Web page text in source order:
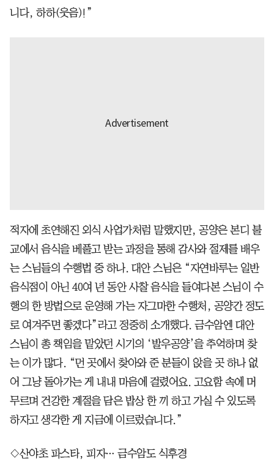
니다, 하하(웃음)!”
적자에 초연해진 외식 사업가처럼 말했지만, 공양은 본디 불
교에서 음식을 베풀고 받는 과정을 통해 감사와 절제를 배우
는 스님들의 수행법 중 하나. 대안 스님은 “자연바루는 일반
음식점이 아닌 40여 년 동안 사찰 음식을 들여다본 스님이 수
행의 한 방법으로 운영해 가는 자그마한 수행처, 공양간 정도
로 여겨주면 좋겠다”라고 정중히 소개했다. 금수암엔 대안
스님이 총 책임을 맡았던 시기의 ‘발우공양’을 추억하며 찾
는 이가 많다. “먼 곳에서 찾아와 준 분들이 앉을 곳 하나 없
어 그냥 돌아가는 게 내내 마음에 걸렸어요. 고요함 속에 머
무르며 건강한 계절을 담은 밥상 한 끼 하고 가실 수 있도록
하자고 생각한 게 지금에 이르렀습니다.”
◇산야초 파스타, 피자… 금수암도 식후경